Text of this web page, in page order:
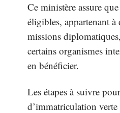
Ce ministère assure
éligibles, appartenant à
missions
certains organismes
en bénéficier.
Les étapes à suivre
d’immatriculation